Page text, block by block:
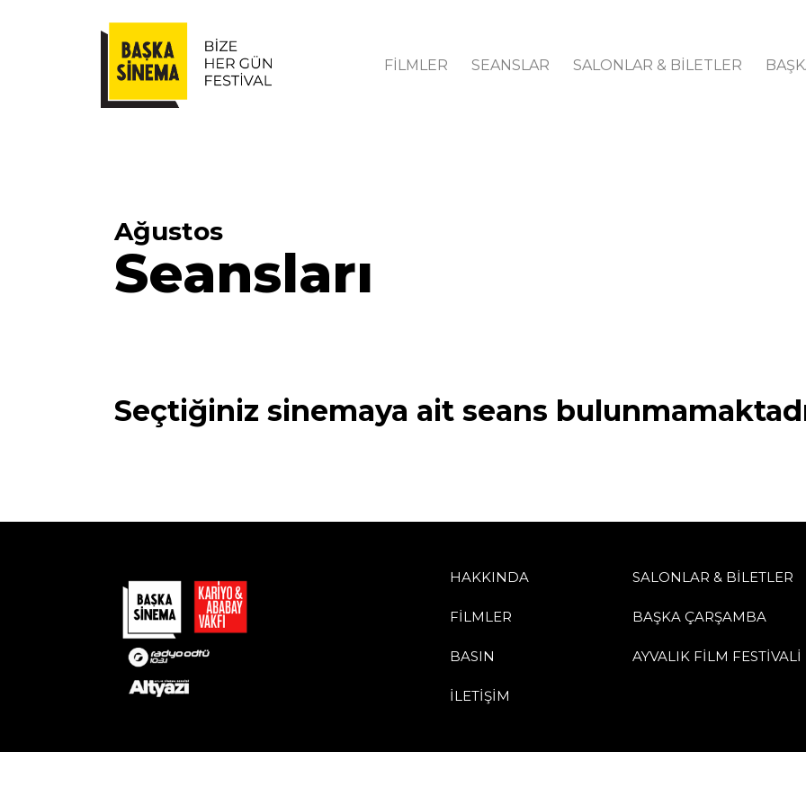
FİLMLER SEANSLAR SALONLAR & BİLETLER
Ağustos
Seansları
Seçtiğiniz sinemaya ait seans
HAKKINDA SALONLAR & BİLETLER
FİLMLER BAŞKA ÇARŞAMBA
BASIN AYVALIK FİLM FESTİVALİ
İLETİŞİM